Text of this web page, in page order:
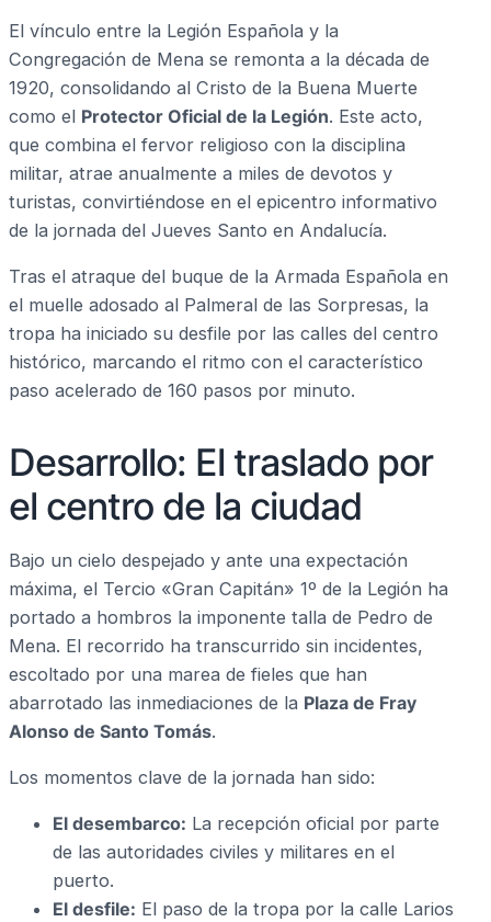
El vínculo entre la Legión Española y la
Congregación de Mena se remonta a la década de
1920, consolidando al Cristo de la Buena Muerte
como el Protector Oficial de la Legión. Este acto,
que combina el fervor religioso con la disciplina
militar, atrae anualmente a miles de devotos y
turistas, convirtiéndose en el epicentro informativo
de la jornada del Jueves Santo en Andalucía.
Tras el atraque del buque de la Armada Española en
el muelle adosado al Palmeral de las Sorpresas, la
tropa ha iniciado su desfile por las calles del centro
histórico, marcando el ritmo con el característico
paso acelerado de 160 pasos por minuto.
Desarrollo: El traslado por
el centro de la ciudad
Bajo un cielo despejado y ante una expectación
máxima, el Tercio «Gran Capitán» 1º de la Legión ha
portado a hombros la imponente talla de Pedro de
Mena. El recorrido ha transcurrido sin incidentes,
escoltado por una marea de fieles que han
abarrotado las inmediaciones de la Plaza de Fray
Alonso de Santo Tomás.
Los momentos clave de la jornada han sido:
El desembarco: La recepción oficial por parte
de las autoridades civiles y militares en el
puerto.
El desfile: El paso de la tropa por la calle Larios